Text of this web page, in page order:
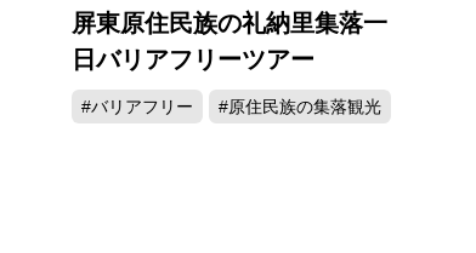
屏東原住民族の礼納里集落一
日バリアフリーツアー
#バリアフリー #原住民族の集落観光